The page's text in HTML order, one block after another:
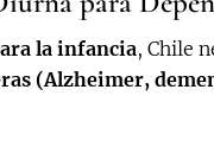
la infancia, Chile
(Alzheimer,